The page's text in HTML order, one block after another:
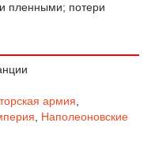
пленными; потери
армия
Наполеоновские